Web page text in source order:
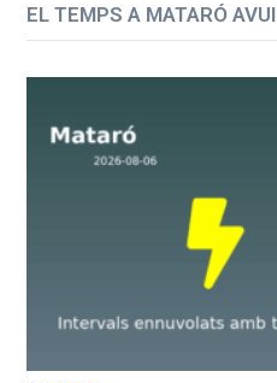
EL TEMPS A MATARÓ AVUI